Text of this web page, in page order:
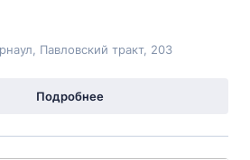
Павловский тракт, 203
Подробнее